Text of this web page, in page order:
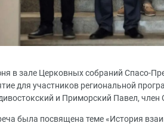
в зале Церковных собраний Спасо-
для участников региональной
и Приморский Павел,
была посвящена теме «История